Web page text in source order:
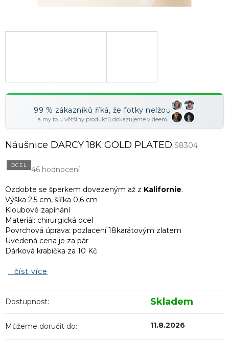
99 % zákazníků říká, že fotky nelžou
a my to u většiny produktů dokazujeme videem
Náušnice DARCY 18K GOLD PLATED S8304
OCEL 46 hodnocení
Ozdobte se šperkem dovezeným až z Kalifornie.
Výška 2,5 cm, šířka 0,6 cm
Kloubové zapínání
Materiál: chirurgická ocel
Povrchová úprava: pozlacení 18karátovým zlatem
Uvedená cena je za pár
Dárková krabička za 10 Kč
...číst více
Dostupnost: Skladem
Můžeme doručit do: 11.8.2026